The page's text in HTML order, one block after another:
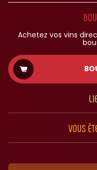
Achetez vos vins
VOUS